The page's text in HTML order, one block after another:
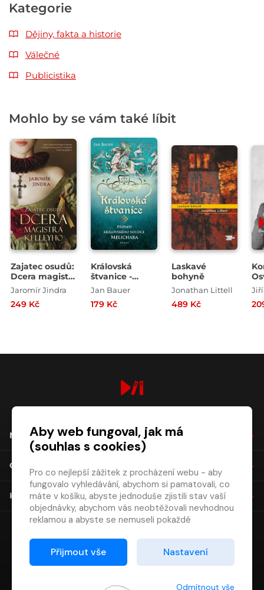
Kategorie
Dějiny, fakta a historie
Válečné
Publicistika
Mohlo by se vám také líbit
Zajatec osudů:
Dcera magistra
Kelleyho
Jaromír Jindra
249 Kč
Královská
štvanice -
Případy
soudce
Jan Bauer
179 Kč
Laskavé
bohyně
Jonathan Littell
489 Kč
NÁKUP
O SPOLEČNOSTI
KONTAKT
Aby web fungoval, jak má
(souhlas s cookies)
Pro co nejlepší zážitek z procházení webu - aby
fungovalo vyhledávání, abychom si pamatovali, co
máte v košíku, abyste jednoduše zjistili stav vaší
objednávky, abychom vás neobtěžovali nevhodnou
reklamou a abyste se nemuseli pokaždé
Proto od vás potřebujeme souhlas se
zpracováním souborů cookies
Děkujeme, že nám ho dáte a pomůžete nám tak
Přijmout vše Nastavení
Odmítnout vše